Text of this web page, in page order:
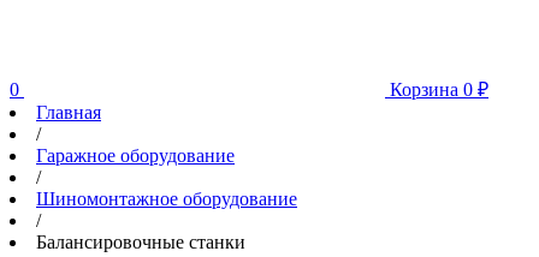
0 Корзина 0 ₽
Главная
/
Гаражное оборудование
/
Шиномонтажное оборудование
/
Балансировочные станки